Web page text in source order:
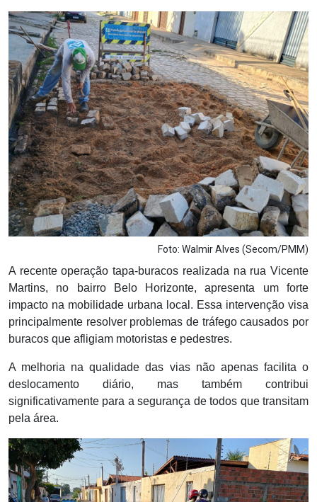
Carta de Serviço
PESQUISAR
Foto: Walmir Alves (Secom/PMM)
A recente operação tapa-buracos realizada na rua Vicente
Martins, no bairro Belo Horizonte, apresenta um forte
impacto na mobilidade urbana local. Essa intervenção visa
principalmente resolver problemas de tráfego causados por
buracos que afligiam motoristas e pedestres.
A melhoria na qualidade das vias não apenas facilita o
deslocamento diário, mas também contribui
significativamente para a segurança de todos que transitam
pela área.